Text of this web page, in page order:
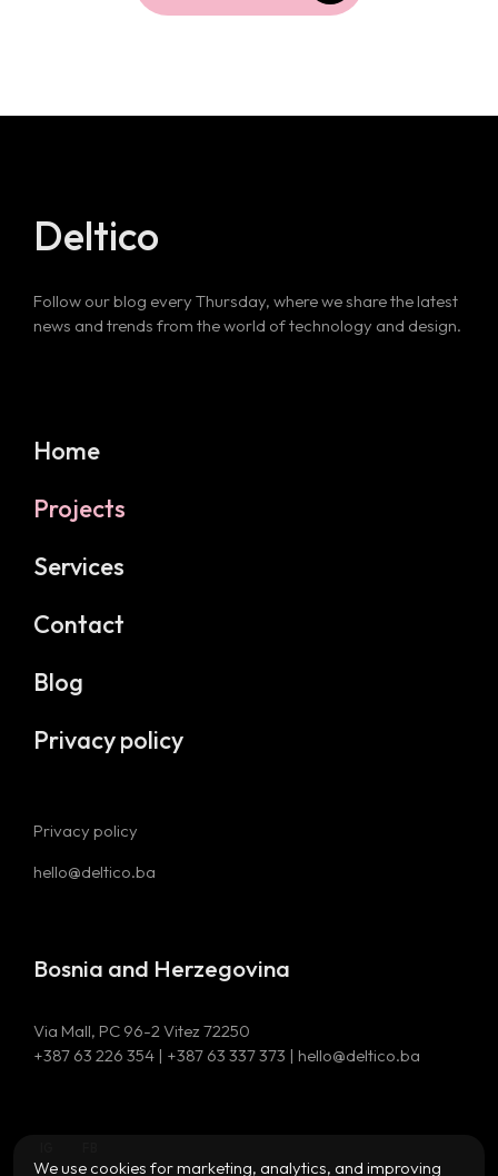
Deltico
Follow our blog every Thursday, where we share the latest
news and trends from the world of technology and design.
Home
Projects
Services
Contact
Blog
Privacy policy
Privacy policy
hello@deltico.ba
Bosnia and Herzegovina
Via Mall, PC 96-2 Vitez 72250
+387 63 226 354 | +387 63 337 373 | hello@deltico.ba
We use cookies for marketing, analytics, and improving